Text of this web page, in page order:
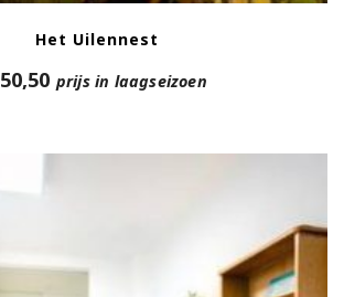
Het Uilennest
50,50 prijs in laagseizoen